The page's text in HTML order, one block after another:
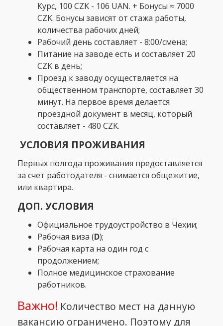
Курс, 100 CZK - 106 UAN. + Бонусы ≈ 7000
CZK. Бонусы зависят от стажа работы,
количества рабочих дней;
Рабочий день составляет - 8:00/смена;
Питание на заводе есть и составляет 20
CZK в день;
Проезд к заводу осуществляется на
общественном транспорте, составляет 30
минут. На первое время делается
проездной документ в месяц, который
составляет - 480 CZK.
УСЛОВИЯ ПРОЖИВАНИЯ
Первых полгода проживания предоставляется
за счет работодателя - снимается общежитие,
или квартира.
ДОП. УСЛОВИЯ
Официальное трудоустройство в Чехии;
Рабочая виза (D);
Рабочая карта на один год с
продолжением;
Полное медицинское страхование
работников.
Важно! Количество мест на данную
вакансию ограничено. Поэтому для